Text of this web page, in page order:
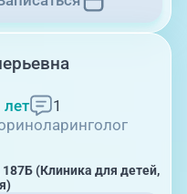
1
187Б (Клиника для детей,